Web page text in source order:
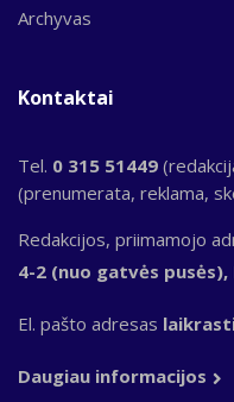
Archyvas
Kontaktai
Tel. 0 315 51449
(prenumerata, reklama,
Redakcijos, priimamojo
4-2 (nuo gatvės pusės),
El. pašto adresas
Daugiau informacijos